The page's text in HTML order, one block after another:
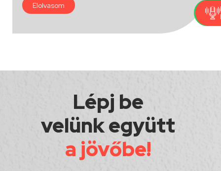
Elolvasom
Lépj be
velünk együtt
a jövőbe!